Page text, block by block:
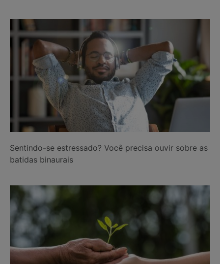
Sentindo-se estressado? Você precisa ouvir sobre as
batidas binaurais